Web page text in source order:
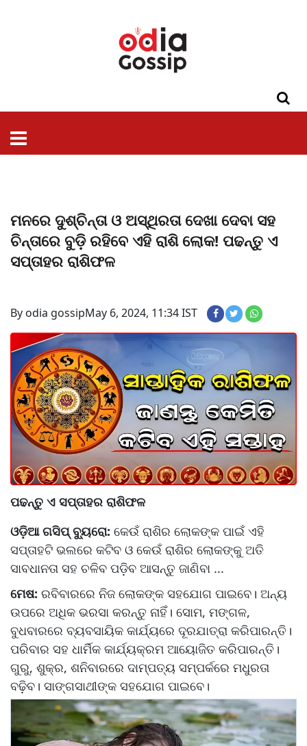
ମନରେ ଦୁଶ୍ଚିନ୍ତା ଓ ଅସ୍ଥିରତା ଦେଖା ଦେବା ସହ
ଚିନ୍ତାରେ ବୁଡ଼ି ରହିବେ ଏହି ରାଶି ଲୋକ! ପଢନ୍ତୁ ଏ
ସପ୍ତାହର ରାଶିଫଳ
By odia gossipMay 6, 2024, 11:34 IST
ପଢନ୍ତୁ ଏ ସପ୍ତାହର ରାଶିଫଳ
ଓଡ଼ିଆ ଗସିପ୍ ବ୍ୟୁରୋ: କେଉଁ ରାଶିର ଲୋକଙ୍କ ପାଇଁ ଏହି
ସପ୍ତାହଟି ଭଲରେ କଟିବ ଓ କେଉଁ ରାଶିର ଲୋକଙ୍କୁ ଅତି
ସାବଧାନତା ସହ ଚଳିବ ପଡ଼ିବ ଆସନ୍ତୁ ଜାଣିବା ...
ମେଷ: ରବିବାରରେ ନିଜ ଲୋକଙ୍କ ସହଯୋଗ ପାଇବେ। ଅନ୍ୟ
ଉପରେ ଅଧିକ ଭରସା କରନ୍ତୁ ନାହିଁ। ସୋମ, ମଙ୍ଗଳ,
ବୁଧବାରରେ ବ୍ୟବସାୟିକ କାର୍ଯ୍ୟରେ ଦୂରଯାତ୍ରା କରିପାରନ୍ତି।
ପରିବାର ସହ ଧାର୍ମିକ କାର୍ଯ୍ୟକ୍ରମ ଆୟୋଜିତ କରିପାରନ୍ତି।
ଗୁରୁ, ଶୁକ୍ର, ଶନିବାରରେ ଦାମ୍ପତ୍ୟ ସମ୍ପର୍କରେ ମଧୁରତା
ବଢ଼ିବ। ସାଙ୍ଗସାଥୀଙ୍କ ସହଯୋଗ ପାଇବେ।